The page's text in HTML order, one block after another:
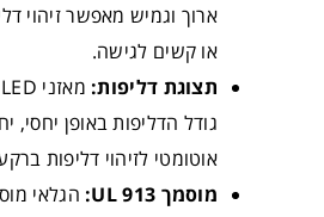
ארוך וגמיש מאפשר זיהוי
או קשים לגישה.
תצוגת דליפות:
גודל הדליפות באופן יחסי,
אוטומטי לזיהוי דליפות
מוסמך UL 913:
הגלאי